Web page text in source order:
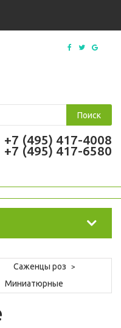
Поиск
+7 (495) 417-4008
+7 (495) 417-6580
Саженцы роз
Миниатюрные